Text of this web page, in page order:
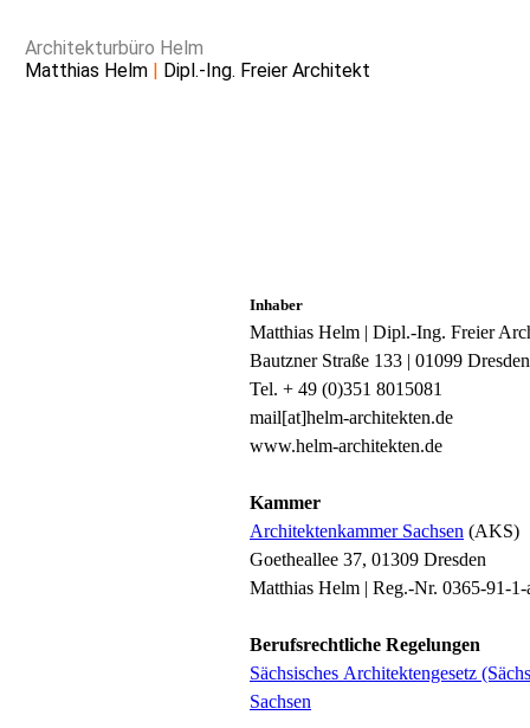
Architekturbüro Helm
Matthias Helm | Dipl.-Ing. Freier Architekt
Inhaber
Matthias Helm | Dipl.-Ing. Freier
Bautzner Straße 133 | 01099
Tel. + 49 (0)351 8015081
mail[at]helm-architekten.de
www.helm-architekten.de
Kammer
Architektenkammer Sachsen (AKS)
Goetheallee 37, 01309 Dresden
Matthias Helm | Reg.-Nr. 0365-91-1-
Berufsrechtliche Regelungen
Sächsisches Architektengesetz
Sachsen